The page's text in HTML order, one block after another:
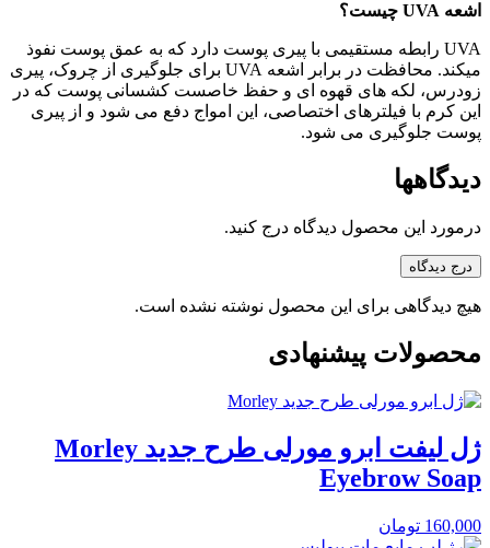
اشعه UVA چیست؟
UVA رابطه مستقیمی با پیری پوست دارد که به عمق پوست نفوذ
میکند. محافظت در برابر اشعه UVA برای جلوگیری از چروک، پیری
زودرس، لکه های قهوه ای و حفظ خاصست کشسانی پوست که در
این کرم با فیلترهای اختصاصی، این امواج دفع می شود و از پیری
پوست جلوگیری می شود.
دیدگاهها
درمورد این محصول دیدگاه درج کنید.
درج دیدگاه
هیچ دیدگاهی برای این محصول نوشته نشده است.
محصولات پیشنهادی
ژل لیفت ابرو مورلی طرح جدید Morley
Eyebrow Soap
160,000 تومان